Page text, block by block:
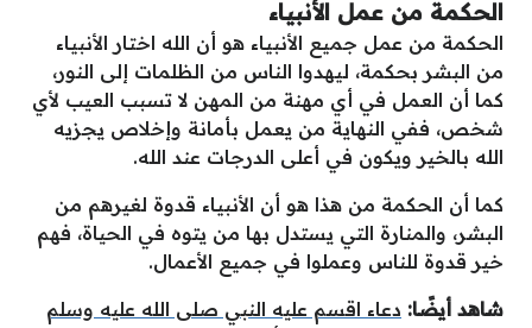
الحكمة من عمل الأنبياء
الحكمة من عمل جميع الأنبياء هو أن الله اختار الأنبياء
من البشر بحكمة، ليهدوا الناس من الظلمات إلى النور،
كما أن العمل في أي مهنة من المهن لا تسبب العيب لأي
شخص، ففي النهاية من يعمل بأمانة وإخلاص يجزيه
الله بالخير ويكون في أعلى الدرجات عند الله.
كما أن الحكمة من هذا هو أن الأنبياء قدوة لغيرهم من
البشر، والمنارة التي يستدل بها من يتوه في الحياة، فهم
خير قدوة للناس وعملوا في جميع الأعمال.
شاهد أيضًا: دعاء اقسم عليه النبي صلى الله عليه وسلم